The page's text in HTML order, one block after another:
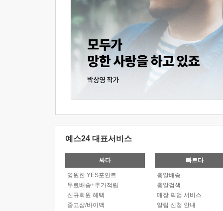
예스24 대표서비스
싸다
영원한 YES포인트
무료배송+추가적립
신규회원 혜택
중고샵/바이백
빠르다
총알배송
총알검색
매장 픽업 서비스
알림 신청 안내